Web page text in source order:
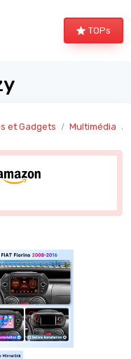
TOPs
et Gadgets Multimédia